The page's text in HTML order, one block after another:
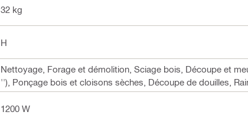
32 kg
H
Nettoyage, Forage et démolition, Sciage bois, Découpe et
''), Ponçage bois et cloisons sèches, Découpe de douilles,
1200 W